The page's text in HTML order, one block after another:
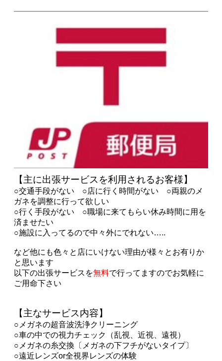
【主に出張サービスを利用されるお客様】
○交通手段がない ○店に行く時間がない ○両親のメ
ガネを調整に行って欲しい
○行く手段がない ○職場に来てもらい休み時間に用を
済ませたい
○施設に入ってるので中々外にでれない…..
など他にも色々と店にいけない理由が様々とお有りか
と思います
以下の出張サービスを無料で行ってますのでお気軽に
ご用命下さい
【主なサービス内容】
○メガネの超音波洗浄クリーニング
○車の中での視力チェック（乱視、近視、遠視）
○メガネの糸交換〔メガネの下フチがないタイプ〕
○遠近レンズor全視界レンズの体験